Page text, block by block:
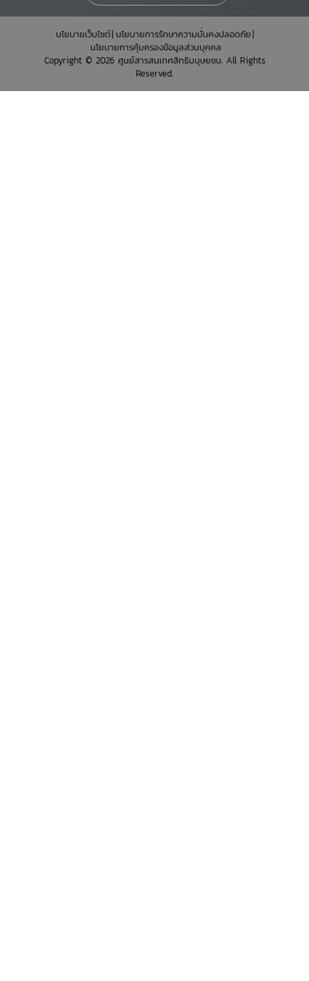
นโยบายเว็บไซต์ นโยบายการรักษาความมั่นคงปลอดภัย
นโยบายการคุ้มครองข้อมูลส่วนบุคคล
Copyright © 2026 ศูนย์สารสนเทศสิทธิมนุษยชน. All Rights
Reserved.